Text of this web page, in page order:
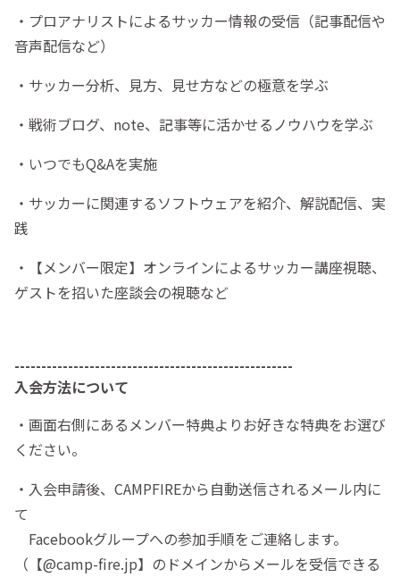
・プロアナリストによるサッカー情報の受信（記事配信や
音声配信など）
・サッカー分析、見方、見せ方などの極意を学ぶ
・戦術ブログ、note、記事等に活かせるノウハウを学ぶ
・いつでもQ&Aを実施
・サッカーに関連するソフトウェアを紹介、解説配信、実
践
・【メンバー限定】オンラインによるサッカー講座視聴、
ゲストを招いた座談会の視聴など
----------------------------------------------------
入会方法について
・画面右側にあるメンバー特典よりお好きな特典をお選び
ください。
・入会申請後、CAMPFIREから自動送信されるメール内に
て
Facebookグループへの参加手順をご連絡します。
（【@camp-fire.jp】のドメインからメールを受信できる